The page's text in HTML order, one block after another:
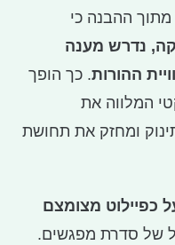
מתוך ההבנה כי
נדרש מענה
ההורות. כך הופך
המלווה את
ומחזק את תחושת
כפיילוט מצומצם
של סדרת מפגשים.